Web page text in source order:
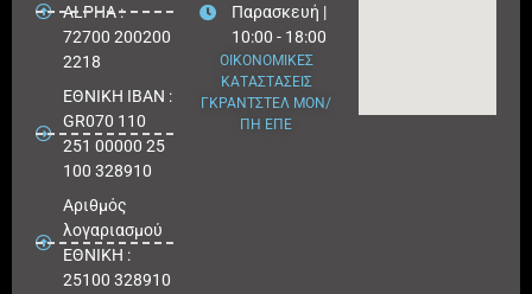
ALPHA :
72700 200200
2218
ΕΘΝΙΚΗ ΙΒΑΝ :
GR070 110
251 00000 25
100 328910
Αριθμός
λογαριασμού
ΕΘΝΙΚΗ :
25100 328910
Παρασκευή |
10:00 - 18:00
ΟΙΚΟΝΟΜΙΚΕΣ
ΚΑΤΑΣΤΑΣΕΙΣ
ΓΚΡΑΝΤΣΤΕΛ ΜΟΝ/
ΠΗ ΕΠΕ